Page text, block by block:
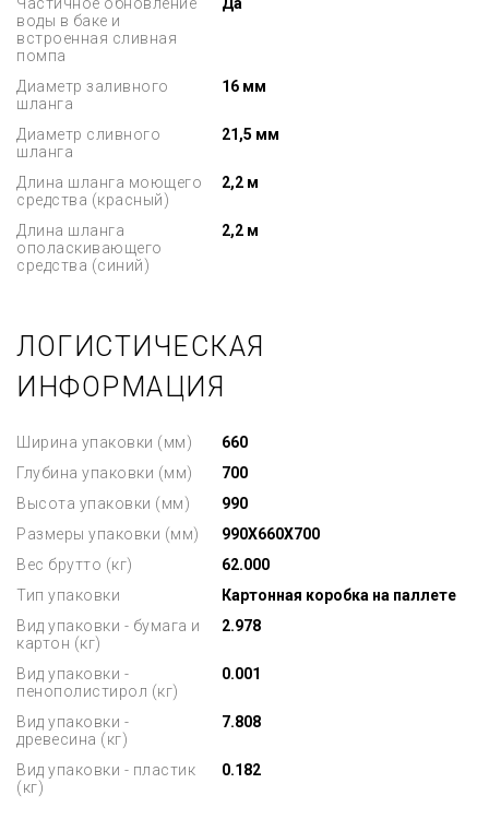
воды в баке и
встроенная сливная
помпа
Диаметр заливного
шланга
16 мм
Диаметр сливного
шланга
21,5 мм
Длина шланга моющего
средства (красный)
2,2 м
Длина шланга
ополаскивающего
средства (синий)
2,2 м
ЛОГИСТИЧЕСКАЯ
ИНФОРМАЦИЯ
Ширина упаковки (мм)
660
Глубина упаковки (мм)
700
Высота упаковки (мм)
990
Размеры упаковки (мм)
990X660X700
Вес брутто (кг)
62.000
Тип упаковки
Картонная коробка на паллете
Вид упаковки - бумага и
картон (кг)
2.978
Вид упаковки -
пенополистирол (кг)
0.001
Вид упаковки -
древесина (кг)
7.808
Вид упаковки - пластик
(кг)
0.182